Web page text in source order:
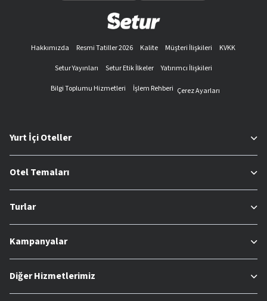
Hakkımızda Resmi Tatiller 2026 Kalite Müşteri İlişkileri
KVKK
Setur Yayınları
Setur Etik İlkeler
Yatırımcı İlişkileri
Bilgi Toplumu Hizmetleri
İşlem Rehberi Çerez Ayarları
Yurt İçi Oteller
Otel Temaları
Turlar
Kampanyalar
Diğer Hizmetlerimiz